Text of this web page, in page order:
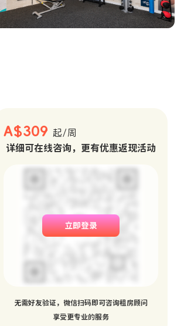
A$309
起/周
详细可在线咨询，更有优惠返现活动
立即登录
无需好友验证，微信扫码即可咨询租房顾问
享受更专业的服务